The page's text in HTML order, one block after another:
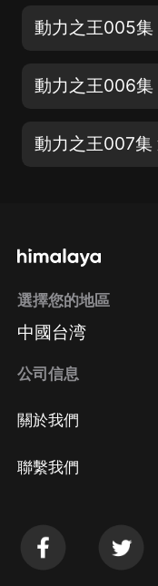
動力之王005集
動力之王006集
動力之王007集
選擇您的地區
中國台湾
公司信息
關於我們
聯繫我們